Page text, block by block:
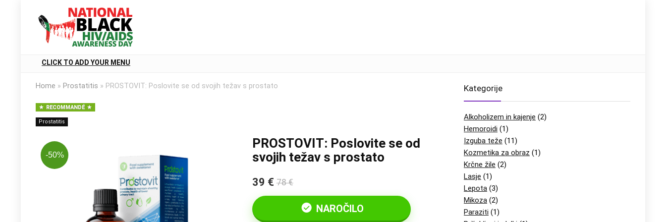
CLICK TO ADD YOUR MENU
Home » Prostatitis » PROSTOVIT: Poslovite se od svojih težav s prostato
RECOMMANDÉ
Prostatitis
-50%
PROSTOVIT: Poslovite se od
svojih težav s prostato
39 € 78 €
NAROČILO
Kategorije
Alkoholizem in kajenje (2)
Hemoroidi (1)
Izguba teže (11)
Kozmetika za obraz (1)
Krčne žile (2)
Lasje (1)
Lepota (3)
Mikoza (2)
Paraziti (1)